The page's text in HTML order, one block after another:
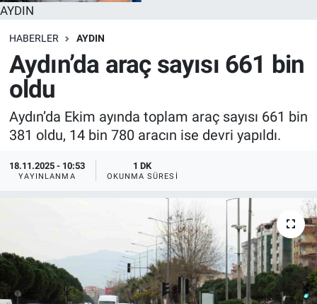
AYDIN
HABERLER AYDIN
Aydın’da araç sayısı 661 bin
oldu
Aydın’da Ekim ayında toplam araç sayısı 661 bin
381 oldu, 14 bin 780 aracın ise devri yapıldı.
18.11.2025 - 10:53
YAYINLANMA
1 DK
OKUNMA SÜRESI